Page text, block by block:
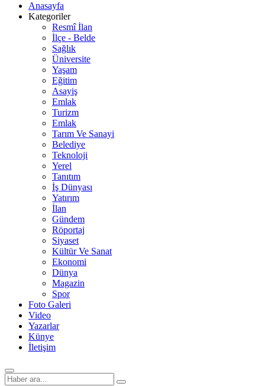
Anasayfa
Kategoriler
Resmî İlan
İlçe - Belde
Sağlık
Üniversite
Yaşam
Eğitim
Asayiş
Emlak
Turizm
Emlak
Tarım Ve Sanayi
Belediye
Teknoloji
Yerel
Tanıtım
İş Dünyası
Yatırım
İlan
Gündem
Röportaj
Siyaset
Kültür Ve Sanat
Ekonomi
Dünya
Magazin
Spor
Foto Galeri
Video
Yazarlar
Künye
İletişim